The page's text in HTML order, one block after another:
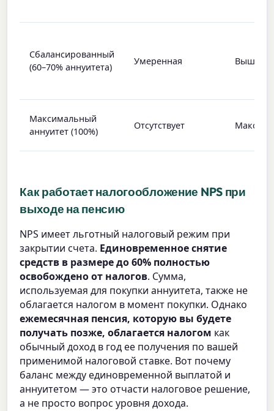
Сбалансированный
(60–70% аннуитета)
Умеренная Выше
Максимальный
аннуитет (100%)
Отсутствует
Как работает налогообложение NPS при
выходе на пенсию
NPS имеет льготный налоговый режим при
закрытии счета. Единовременное снятие
средств в размере до 60% полностью
освобождено от налогов. Сумма,
используемая для покупки аннуитета, также не
облагается налогом в момент покупки. Однако
ежемесячная пенсия, которую вы будете
получать позже, облагается налогом как
обычный доход в год ее получения по вашей
применимой налоговой ставке. Вот почему
баланс между единовременной выплатой и
аннуитетом — это отчасти налоговое решение,
а не просто вопрос уровня дохода.